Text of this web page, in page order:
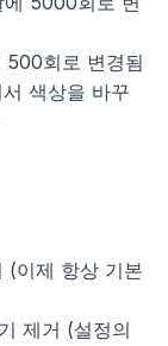
회로 변경됨
색상을 바꾸
(이제 항상 기본
제거 (설정의